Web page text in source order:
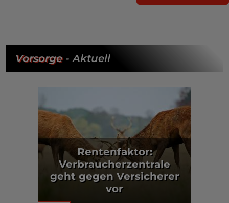
Vorsorge- Aktuell
Rentenfaktor:
Verbraucherzentrale
geht gegen Versicherer
vor